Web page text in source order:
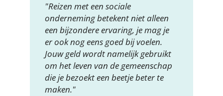
"Reizen met een sociale
onderneming betekent niet alleen
een bijzondere ervaring, je mag je
er ook nog eens goed bij voelen.
Jouw geld wordt namelijk gebruikt
om het leven van de gemeenschap
die je bezoekt een beetje beter te
maken."